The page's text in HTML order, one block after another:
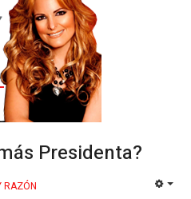
Presidenta?
RAZÓN